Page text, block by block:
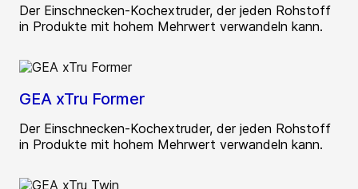
Der Einschnecken-Kochextruder, der jeden Rohstoff
in Produkte mit hohem Mehrwert verwandeln kann.
GEA xTru Former
Der Einschnecken-Kochextruder, der jeden Rohstoff
in Produkte mit hohem Mehrwert verwandeln kann.